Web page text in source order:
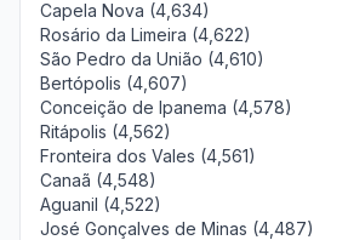
Capela Nova (4,634)
Rosário da Limeira (4,622)
São Pedro da União (4,610)
Bertópolis (4,607)
Conceição de Ipanema (4,578)
Ritápolis (4,562)
Fronteira dos Vales (4,561)
Canaã (4,548)
Aguanil (4,522)
José Gonçalves de Minas (4,487)